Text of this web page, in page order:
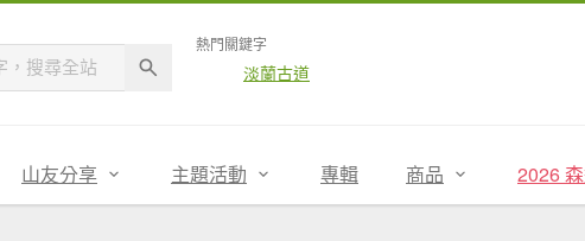
熱門關鍵字
淡蘭古道
山友分享 主題活動 專輯 商品 2026